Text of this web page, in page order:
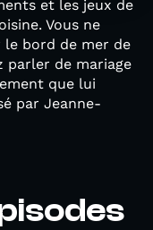
et les jeux de
Vous ne
le bord de mer de
parler de mariage
que lui
par Jeanne-